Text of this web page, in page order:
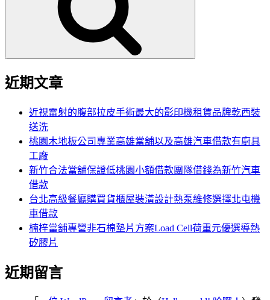
近期文章
近視雷射的腹部拉皮手術最大的影印機租賃品牌乾西裝
送洗
桃園木地板公司專業高雄當舖以及高雄汽車借款有廚具
工廠
新竹合法當舖保證低桃園小額借款團隊借錢為新竹汽車
借款
台北高級餐廳購買貨櫃屋裝潢設計熱泵維修選擇北屯機
車借款
楠梓當舖專營非石棉墊片方案Load Cell荷重元優選導熱
矽膠片
近期留言